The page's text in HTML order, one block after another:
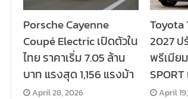
Porsche Cayenne
Coupé Electric เปิดตัวใน
ไทย ราคาเริ่ม 7.05 ล้าน
บาท แรงสุด 1,156 แรงม้า
April 28, 2026
Toyota
2027 ป
พรีเมีย
April